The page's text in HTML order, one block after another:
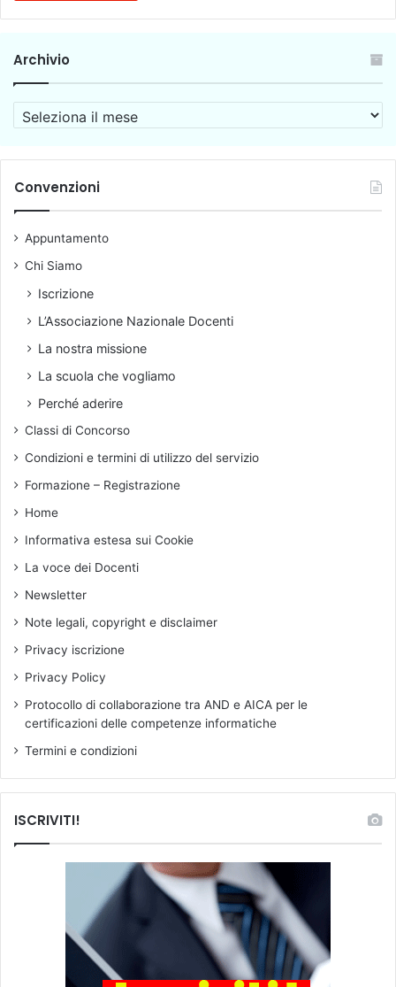
Archivio
r
i
o
Convenzioni
Appuntamento
Chi Siamo
Iscrizione
L’Associazione Nazionale Docenti
La nostra missione
La scuola che vogliamo
Perché aderire
Classi di Concorso
Condizioni e termini di utilizzo del servizio
Formazione – Registrazione
Home
Informativa estesa sui Cookie
La voce dei Docenti
Newsletter
Note legali, copyright e disclaimer
Privacy iscrizione
Privacy Policy
Protocollo di collaborazione tra AND e AICA per le
certificazioni delle competenze informatiche
Termini e condizioni
ISCRIVITI!